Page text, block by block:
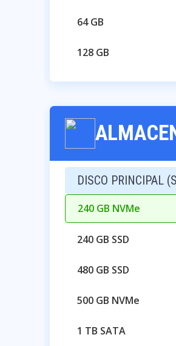
64 GB
128 GB
DISCO PRINCIPAL
240 GB NVMe
240 GB SSD
480 GB SSD
500 GB NVMe
1 TB SATA